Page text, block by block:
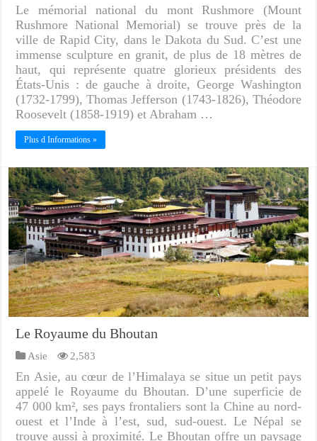
Le mémorial national du mont Rushmore (Mount
Rushmore National Memorial) se trouve près de la
ville de Rapid City, dans le Dakota du Sud. C’est une
immense sculpture en granit, de plus de 18 mètres de
haut, qui représente quatre glorieux présidents des
États-Unis : de gauche à droite, George Washington
(1732-1799), Thomas Jefferson (1743-1826), Théodore
Roosevelt (1858-1919) et Abraham …
Plus d Informations »
Le Royaume du Bhoutan
Asie 2,583
En Asie, au cœur de l’Himalaya se situe un petit pays
appelé le Royaume du Bhoutan. D’une superficie de
47 000 km², ses pays frontaliers sont la Chine au nord-
ouest et l’Inde à l’est, sud, sud-ouest. Le Népal se
trouve aussi à proximité. Le Bhoutan offre un paysage